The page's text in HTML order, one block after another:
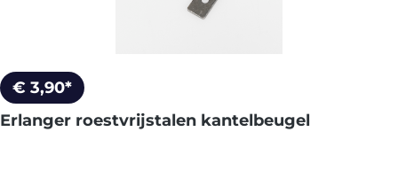
€ 3,90*
Erlanger roestvrijstalen kantelbeugel